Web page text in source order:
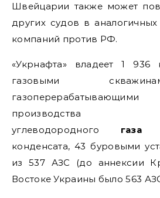
Швейцарии также может
других судов в
компаний против РФ.
«Укрнафта» владеет 1
газовыми
производства
углеводородного газаи
конденсата, 43 буровыми
из 537 АЗС (до аннексии
Востоке Украины было 563